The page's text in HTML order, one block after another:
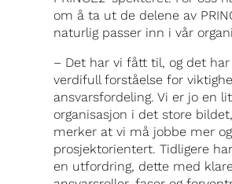
om å ta ut de delene av
naturlig passer inn i vår
– Det har vi fått til, og det har
verdifull forståelse for
ansvarsfordeling. Vi er jo en
organisasjon i det store
merker at vi må jobbe mer
prosjektorientert. Tidligere
en utfordring, dette med